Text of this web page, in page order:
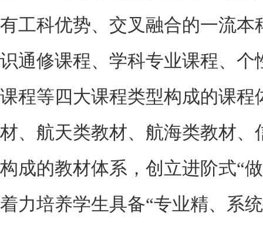
有工科优势、交叉融合的一流本
识通修课程、学科专业课程、个
课程等四大课程类型构成的课程
材、航天类教材、航海类教材、
构成的教材体系，创立进阶式“
着力培养学生具备“专业精、系